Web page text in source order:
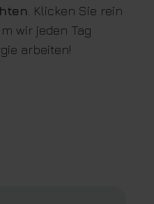
. Klicken Sie rein
wir jeden Tag
arbeiten!